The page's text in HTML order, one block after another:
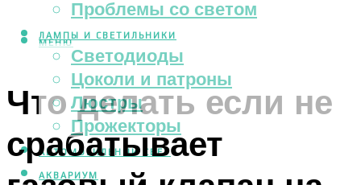
Проблемы со светом
ЛАМПЫ И СВЕТИЛЬНИКИ
Светодиоды
Цоколи и патроны
Люстры
Прожекторы
АВТОМОБИЛЬНЫЙ СВЕТ
АКВАРИУМ
МЕНЮ
Что делать если не
срабатывает